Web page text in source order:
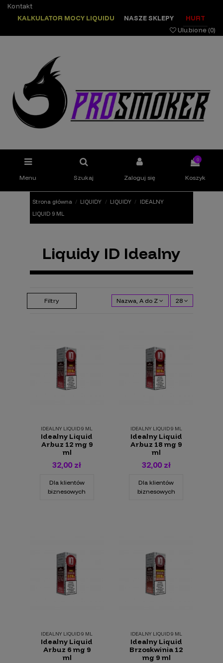
Kontakt
KALKULATOR MOCY LIQUIDU
NASZE SKLEPY
HURT
Ulubione (0)
Menu Szukaj Zaloguj się
0
Koszyk
Strona główna LIQUIDY LIQUIDY
IDEALNY
LIQUID 9 ML
Liquidy ID Idealny
Filtry Nazwa, A do Z 28
IDEALNY LIQUID 9 ML
Idealny Liquid
Arbuz 12 mg 9
ml
32,00 zł
Dla klientów
biznesowych
IDEALNY LIQUID 9 ML
Idealny Liquid
Arbuz 18 mg 9
ml
32,00 zł
Dla klientów
biznesowych
IDEALNY LIQUID 9 ML
Idealny Liquid
Arbuz 6 mg 9
ml
IDEALNY LIQUID 9 ML
Idealny Liquid
Brzoskwinia 12
mg 9 ml